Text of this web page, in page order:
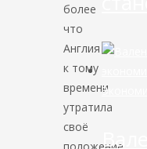
более
что
Англия
к тому
времени
утратила
своё